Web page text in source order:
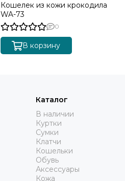
Кошелек из кожи крокодила
WA-73
0
В корзину
Каталог
В наличии
Куртки
Сумки
Клатчи
Кошельки
Обувь
Аксессуары
Кожа